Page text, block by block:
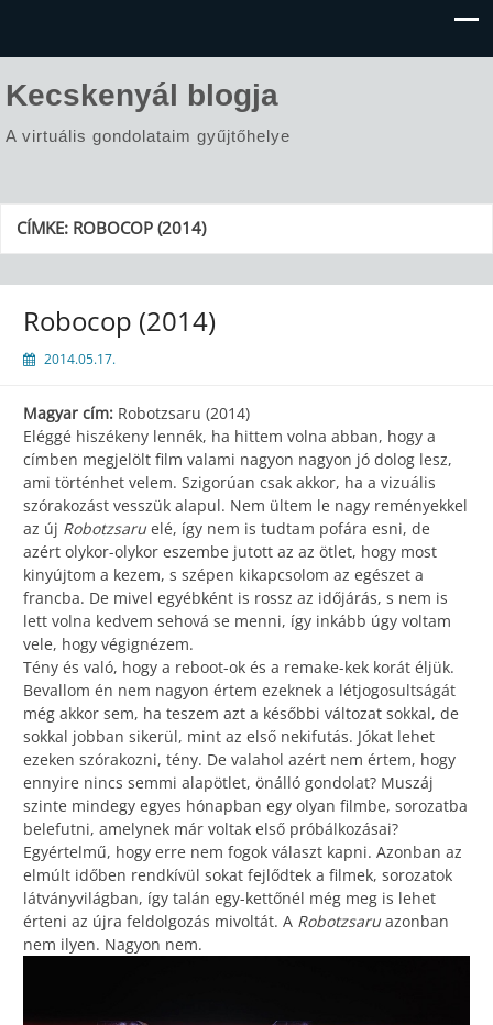
Kecskenyál blogja
A virtuális gondolataim gyűjtőhelye
CÍMKE: ROBOCOP (2014)
Robocop (2014)
2014.05.17.
Magyar cím: Robotzsaru (2014)
Eléggé hiszékeny lennék, ha hittem volna abban, hogy a
címben megjelölt film valami nagyon nagyon jó dolog lesz,
ami történhet velem. Szigorúan csak akkor, ha a vizuális
szórakozást vesszük alapul. Nem ültem le nagy reményekkel
az új Robotzsaru elé, így nem is tudtam pofára esni, de
azért olykor-olykor eszembe jutott az az ötlet, hogy most
kinyújtom a kezem, s szépen kikapcsolom az egészet a
francba. De mivel egyébként is rossz az időjárás, s nem is
lett volna kedvem sehová se menni, így inkább úgy voltam
vele, hogy végignézem.
Tény és való, hogy a reboot-ok és a remake-kek korát éljük.
Bevallom én nem nagyon értem ezeknek a létjogosultságát
még akkor sem, ha teszem azt a későbbi változat sokkal, de
sokkal jobban sikerül, mint az első nekifutás. Jókat lehet
ezeken szórakozni, tény. De valahol azért nem értem, hogy
ennyire nincs semmi alapötlet, önálló gondolat? Muszáj
szinte mindegy egyes hónapban egy olyan filmbe, sorozatba
belefutni, amelynek már voltak első próbálkozásai?
Egyértelmű, hogy erre nem fogok választ kapni. Azonban az
elmúlt időben rendkívül sokat fejlődtek a filmek, sorozatok
látványvilágban, így talán egy-kettőnél még meg is lehet
érteni az újra feldolgozás mivoltát. A Robotzsaru azonban
nem ilyen. Nagyon nem.